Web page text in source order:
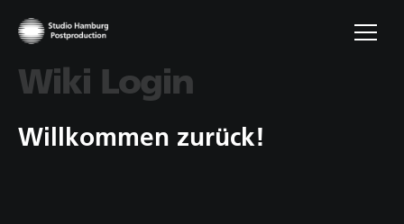
Wiki Login
Willkommen zurück!